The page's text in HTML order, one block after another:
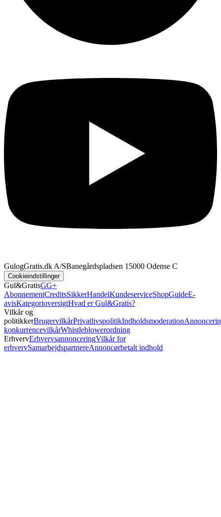
GulogGratis.dk A/SBanegårdspladsen 1 5000 Odense C
Cookieindstillinger
Gul&GratisGG+
AbonnementCreditsSikkerHandelKundeserviceShopGuideE-
avisKategorioversigtHvad er Gul&Gratis?
Vilkår og
politikkerBrugervilkårPrivatlivspolitikIndholdsmoderation
konkurrencevilkårWhistleblowerordning
ErhvervErhvervsannonceringVilkår for
erhvervSamarbejdspartnereAnnoncørbetalt indhold